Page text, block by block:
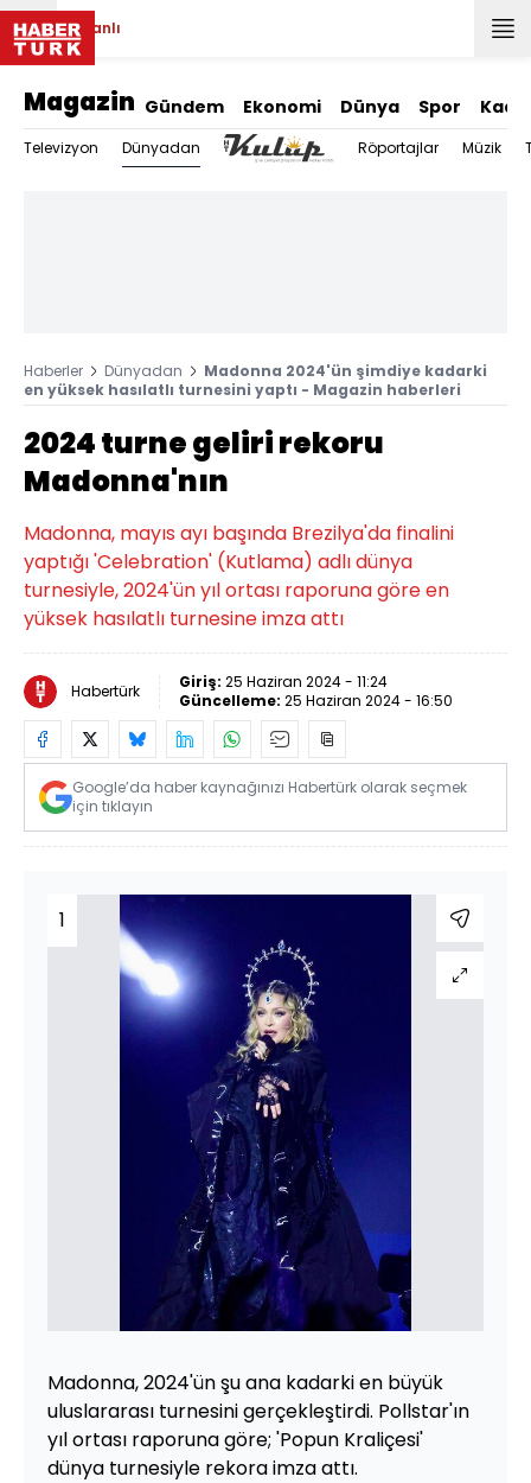
Canlı
Magazin Gündem Ekonomi Dünya Spor
Televizyon Dünyadan Röportajlar Müzik
Haberler Dünyadan
Madonna 2024'ün şimdiye kadarki
en yüksek hasılatlı turnesini yaptı - Magazin haberleri
2024 turne geliri rekoru
Madonna'nın
Madonna, mayıs ayı başında Brezilya'da finalini
yaptığı 'Celebration' (Kutlama) adlı dünya
turnesiyle, 2024'ün yıl ortası raporuna göre en
yüksek hasılatlı turnesine imza attı
Habertürk Giriş: 25 Haziran 2024 - 11:24
Güncelleme: 25 Haziran 2024 - 16:50
Google’da haber kaynağınızı Habertürk olarak seçmek
için tıklayın
1
Madonna, 2024'ün şu ana kadarki en büyük
uluslararası turnesini gerçekleştirdi. Pollstar'ın
yıl ortası raporuna göre; 'Popun Kraliçesi'
dünya turnesiyle rekora imza attı.